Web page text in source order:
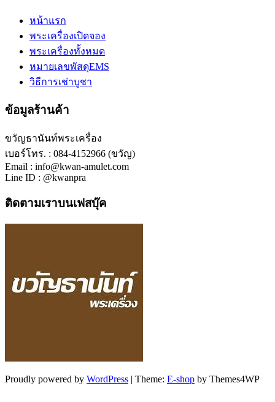
หน้าแรก
พระเครื่องเปิดจอง
พระเครื่องทั้งหมด
หมายเลขพัสดุEMS
วิธีการเช่าบูชา
ข้อมูลร้านค้า
ขวัญธานันท์พระเครื่อง
เบอร์โทร. : 084-4152966 (ขวัญ)
Email : info@kwan-amulet.com
Line ID : @kwanpra
ติดตามเราบนเฟสบุ๊ค
Proudly powered by WordPress | Theme: E-shop by Themes4WP